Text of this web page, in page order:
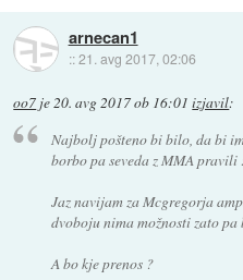
arnecan1
::21. avg 2017, 02:06
oo7 je20. avg 2017 ob 16:01 izjavil:
Najbolj pošteno bi bilo, da bi
borbo pa seveda z MMA pravili
Jaz navijam za Mcgregorja
dvoboju nima možnosti zato
A bo kje prenos ?